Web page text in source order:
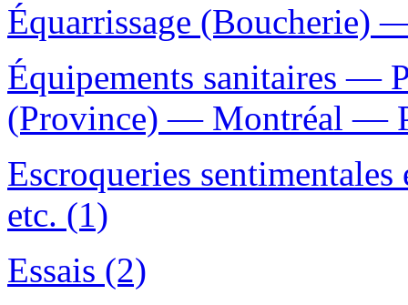
Équarrissage (Boucherie)
Équipements sanitaires —
(Province) — Montréal —
Escroqueries
etc. (1)
Essais (2)